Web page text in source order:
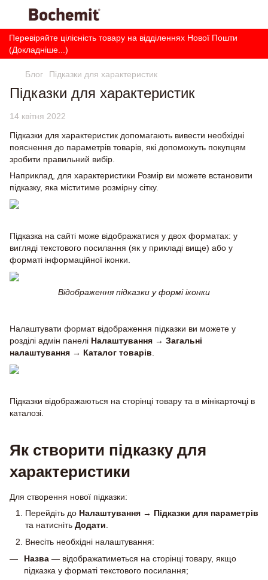
Перевіряйте цілісність товару на відділеннях Нової Пошти
(Докладніше...)
Блог Підказки для характеристик
Підказки для характеристик
14 квітня 2022
Підказки для характеристик допомагають вивести необхідні
пояснення до параметрів товарів, які допоможуть покупцям
зробити правильний вибір.
Наприклад, для характеристики Розмір ви можете встановити
підказку, яка міститиме розмірну сітку.
Підказка на сайті може відображатися у двох форматах: у
вигляді текстового посилання (як у прикладі вище) або у
форматі інформаційної іконки.
Відображення підказки у формі іконки
Налаштувати формат відображення підказки ви можете у
розділі адмін панелі Налаштування → Загальні
налаштування → Каталог товарів
Підказки відображаються на сторінці товару та в мінікарточці в
каталозі.
Як створити підказку для
характеристики
Для створення нової підказки:
Перейдіть до Налаштування → Підказки для параметрів
та натисніть Додати
Внесіть необхідні налаштування:
Назва — відображатиметься на сторінці товару, якщо
підказка у форматі текстового посилання;